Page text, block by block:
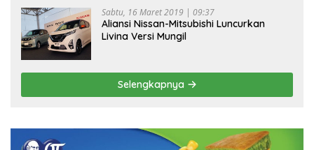
Sabtu, 16 Maret 2019 | 09:37
Aliansi Nissan-Mitsubishi Luncurkan
Livina Versi Mungil
Selengkapnya